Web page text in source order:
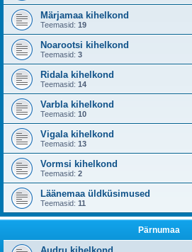
Märjamaa kihelkond
Teemasid: 19
Noarootsi kihelkond
Teemasid: 3
Ridala kihelkond
Teemasid: 14
Varbla kihelkond
Teemasid: 10
Vigala kihelkond
Teemasid: 13
Vormsi kihelkond
Teemasid: 2
Läänemaa üldküsimused
Teemasid: 11
Pärnumaa